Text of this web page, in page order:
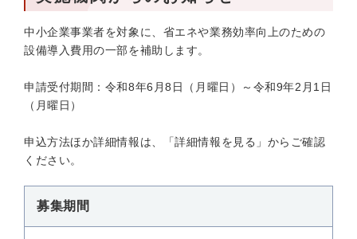
中小企業事業者を対象に、省エネや業務効率向上のための
設備導入費用の一部を補助します。
申請受付期間：令和8年6月8日（月曜日）～令和9年2月1日
（月曜日）
申込方法ほか詳細情報は、「詳細情報を見る」からご確認
ください。
募集期間